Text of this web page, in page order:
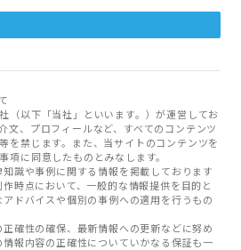
（以下「当社」といいます。）が運営してお
文、プロフィールなど、すべてのコンテンツ
を禁じます。また、当サイトのコンテンツを
項に同意したものとみなします。
識や事例に関する情報を掲載しております
時点において、一般的な情報提供を目的と
ドバイスや個別の事例への適用を行うもの
確性の確保、最新情報への更新などに努め
報内容の正確性についていかなる保証も一